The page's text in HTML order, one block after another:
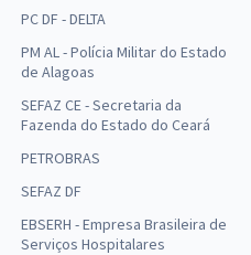
PC DF - DELTA
PM AL - Polícia Militar do Estado
de Alagoas
SEFAZ CE - Secretaria da
Fazenda do Estado do Ceará
PETROBRAS
SEFAZ DF
EBSERH - Empresa Brasileira de
Serviços Hospitalares